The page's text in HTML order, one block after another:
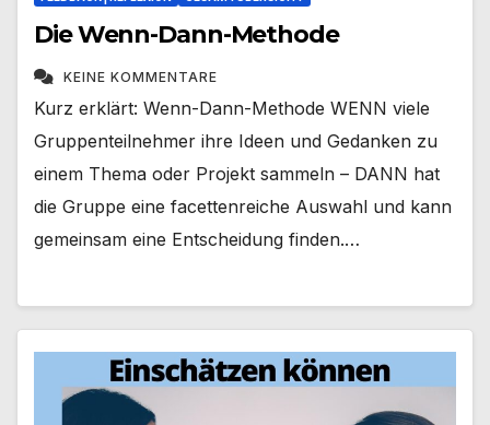
Die Wenn-Dann-Methode
KEINE KOMMENTARE
Kurz erklärt: Wenn-Dann-Methode WENN viele
Gruppenteilnehmer ihre Ideen und Gedanken zu
einem Thema oder Projekt sammeln – DANN hat
die Gruppe eine facettenreiche Auswahl und kann
gemeinsam eine Entscheidung finden.…